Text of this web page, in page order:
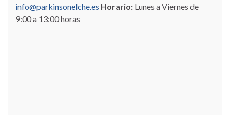
info@parkinsonelche.es Horario: Lunes a Viernes de
9:00 a 13:00 horas